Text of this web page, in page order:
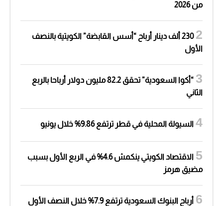
من 2026
230 ألف دينار أرباح “أسس القابضة” الكويتية بالنصف
الأول
“أكوا السعودية” تحقق 82.2 مليون دولار أرباحا بالربع
الثاني
السيولة المحلية في قطر ترتفع 9.86% خلال يونيو
الاقتصاد الكويتي ينكمش 4.6% في الربع الأول بسبب
مضيق هرمز
أرباح البنوك السعودية ترتفع 7.9% خلال النصف الأول